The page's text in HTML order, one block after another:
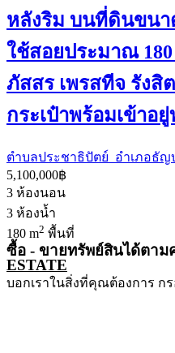
หลังริม บนที่ดินขนา
ใช้สอยประมาณ
ภัสสร เพรสทีจ รังสิ
กระเป๋าพร้อมเข้าอ
ตำบลประชาธิปัตย์ อำเภอธั
5,100,000฿
3 ห้องนอน
3 ห้องน้ำ
180 m2 พื้นที่
ซื้อ - ขายทรัพย์สินได้ตาม
ESTATE
บอกเราในสิ่งที่คุณต้องการ กร